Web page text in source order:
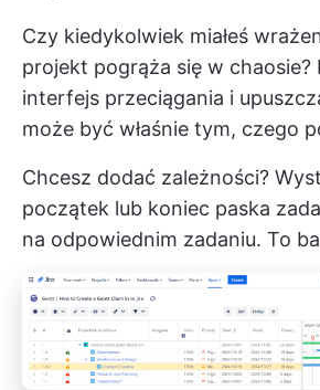
Czy kiedykolwiek miałeś
projekt pogrąża się w chaosie?
interfejs przeciągania i
może być właśnie tym, czego
Chcesz dodać zależności?
początek lub koniec paska
na odpowiednim zadaniu. To